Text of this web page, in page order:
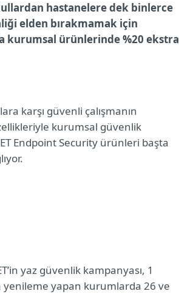
hastanelere dek binlerce
elden bırakmamak için
kurumsal ürünlerinde %20 ekstra
karşı güvenli çalışmanın
kurumsal güvenlik
Endpoint Security ürünleri başta
yaz güvenlik kampanyası, 1
yenileme yapan kurumlarda 26 ve